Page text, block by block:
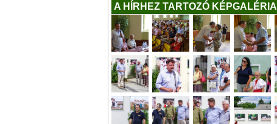
A HÍRHEZ TARTOZÓ KÉPGALÉRIA